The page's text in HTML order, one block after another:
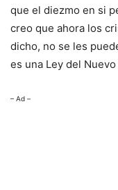
que el diezmo en si
creo que ahora los
dicho, no se les
es una Ley del
– Ad –